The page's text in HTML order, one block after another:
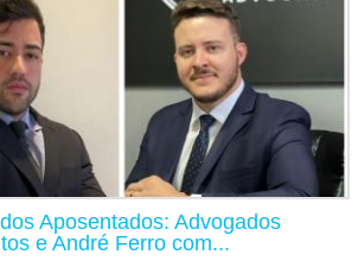
Aposentados: Advogados
e André Ferro com...